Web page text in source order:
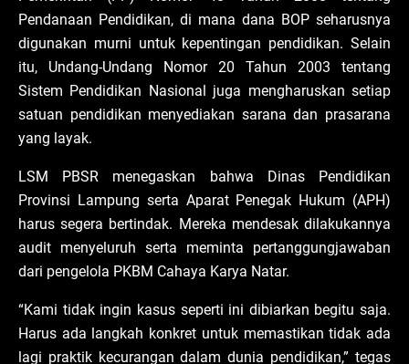
Pendanaan Pendidikan, di mana dana BOP seharusnya
digunakan murni untuk kepentingan pendidikan. Selain
itu, Undang-Undang Nomor 20 Tahun 2003 tentang
Sistem Pendidikan Nasional juga mengharuskan setiap
satuan pendidikan menyediakan sarana dan prasarana
yang layak.
LSM PBSR menegaskan bahwa Dinas Pendidikan
Provinsi Lampung serta Aparat Penegak Hukum (APH)
harus segera bertindak. Mereka mendesak dilakukannya
audit menyeluruh serta meminta pertanggungjawaban
dari pengelola PKBM Cahaya Karya Natar.
“Kami tidak ingin kasus seperti ini dibiarkan begitu saja.
Harus ada langkah konkret untuk memastikan tidak ada
lagi praktik kecurangan dalam dunia pendidikan,” tegas